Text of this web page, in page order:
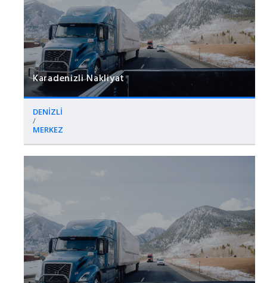
Karadenizli Nakliyat
DENİZLİ
/
MERKEZ